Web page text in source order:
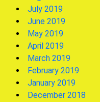
July 2019
June 2019
May 2019
April 2019
March 2019
February 2019
January 2019
December 2018